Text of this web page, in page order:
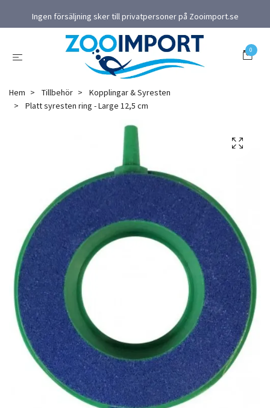
Ingen försäljning sker till privatpersoner på Zooimport.se
0
Hem Tillbehör
Kopplingar & Syresten
Platt syresten ring - Large 12,5 cm